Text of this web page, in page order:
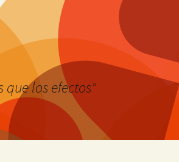
que los efectos"